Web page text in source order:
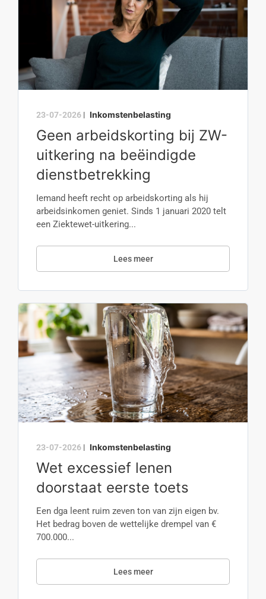
23-07-2026 | Inkomstenbelasting
Geen arbeidskorting bij ZW-
uitkering na beëindigde
dienstbetrekking
Iemand heeft recht op arbeidskorting als hij
arbeidsinkomen geniet. Sinds 1 januari 2020 telt
een Ziektewet-uitkering...
Lees meer
23-07-2026 | Inkomstenbelasting
Wet excessief lenen
doorstaat eerste toets
Een dga leent ruim zeven ton van zijn eigen bv.
Het bedrag boven de wettelijke drempel van €
700.000...
Lees meer